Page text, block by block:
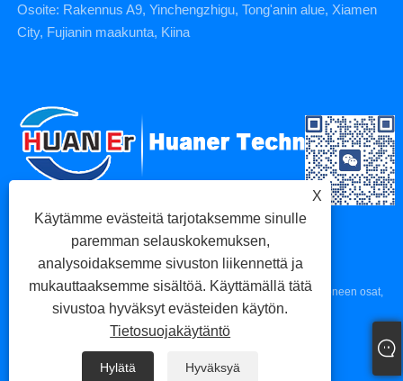
Osoite: Rakennus A9, Yinchengzhigu, Tong'anin alue, Xiamen
City, Fujianin maakunta, Kiina
Copyright © 2023 Xiamen Huaner Technology Co., Ltd - CNC-koneen osat,
CNC-työstöosat, painevaluosat - Kaikki oikeudet pidätetään.
Sitemap RSS Tietosuojakäytäntö
X
Käytämme evästeitä tarjotaksemme sinulle
paremman selauskokemuksen,
analysoidaksemme sivuston liikennettä ja
mukauttaaksemme sisältöä. Käyttämällä tätä
sivustoa hyväksyt evästeiden käytön.
Tietosuojakäytäntö
Hylätä Hyväksyä